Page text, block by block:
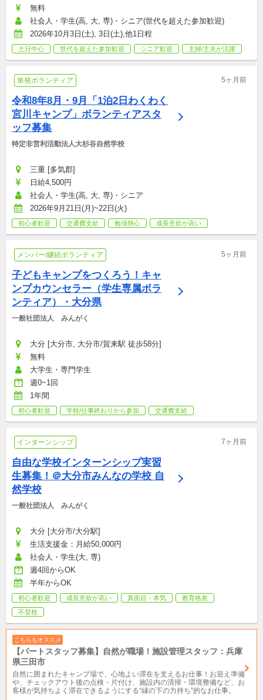
無料
社会人・学生(高, 大, 専)・シニア(世代を超えた参加歓迎)
2026年10月3日(土), 3日(土),他1日程
土日中心 世代を超えた参加歓迎 シニア歓迎 主婦/主夫が活躍
単発ボランティア 5ヶ月前
令和8年8月・9月「1泊2日わくわく
宮川キャンプ」ボランティアスタ
ッフ募集
特定非営利活動法人大杉谷自然学校
三重 [多気郡]
日給4,500円
社会人・学生(高, 大, 専)・シニア
2026年9月21日(月)~22日(火)
初心者歓迎 交通費支給 勉強熱心 成長意欲が高い
メンバー/継続ボランティア 5ヶ月前
子どもキャンプをつくろう！キャ
ンプカウンセラー（学生専属ボラ
ンティア）・大分県
一般社団法人　みんがく
大分 [大分市, 大分市/賀来駅 徒歩58分]
無料
大学生・専門学生
週0~1回
1年間
初心者歓迎 学校/仕事終わりから参加 交通費支給
インターンシップ 7ヶ月前
自由な学校インターンシップ実習
生募集！＠大分市みんなの学校 自
然学校
一般社団法人　みんがく
大分 [大分市/大分駅]
生活支援金：月給50,000円
社会人・学生(大, 専)
週4回からOK
半年からOK
初心者歓迎 成長意欲が高い 真面目・本気
教育格差
不登校
こちらもオススメ
【パートスタッフ募集】自然が職場！施設管理スタッフ：兵庫
県三田市
自然に囲まれたキャンプ場で、心地よい滞在を支えるお仕事！お迎え準備
や、チェックアウト後の点検・片付け、施設内の清掃・環境整備など、お
客様が気持ちよく滞在できるようにする“縁の下の力持ち”的なお仕事。